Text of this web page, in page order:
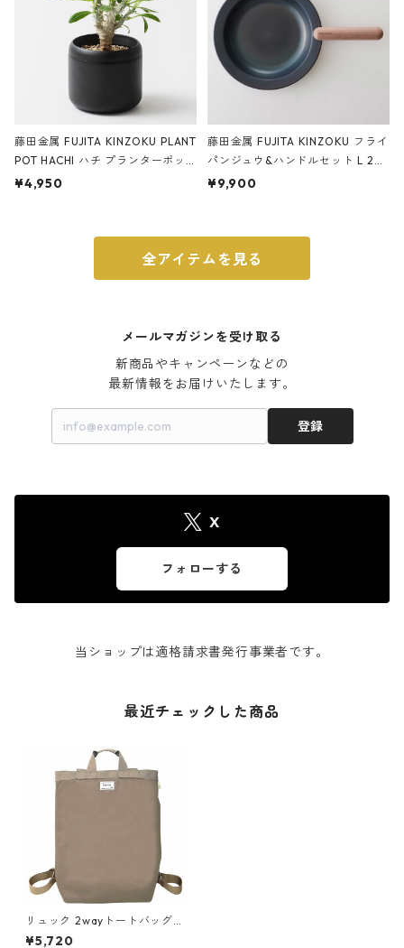
藤田金属 FUJITA KINZOKU PLANT
POT HACHI ハチ プランターポッ
ト 3号 ブラック
¥4,950
藤田金属 FUJITA KINZOKU フライ
パンジュウ&ハンドルセット L 24c
m ガス火・IH対応 鉄フライパン
¥9,900
全アイテムを見る
メールマガジンを受け取る
新商品やキャンペーンなどの
最新情報をお届けいたします。
登録
X
フォローする
当ショップは適格請求書発行事業者です。
最近チェックした商品
リュック 2wayトートバッグ
撥水加工 ROOTOTE CEORO
¥5,720